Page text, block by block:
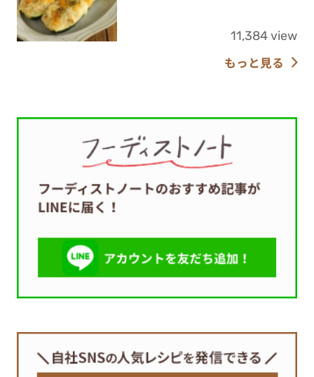
11,384 view
もっと見る